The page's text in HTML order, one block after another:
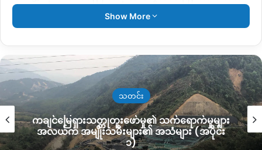
မေး။ ။ ပထမဦးဆုံးအနေနဲ့ ၂၀၂၅–၂၆ပညာသင်နှစ်
ထားနိုင်ပြီလဲ ဆရာ။
ဖြေ။ ။ အထက်တန်းကျောင်းအနေနဲ့ကတော့ ကေအိုင်အို ထိန်းချုပ်
အရှေ့မြောက်ဒေသ(ချီဖွေ ပန်ဝါ
ဒေသ)မှာ အထက်တန်းကျောင်း ၂ကျောင်း၊ အနောက်တောင်
ဒေသ(တာမခံ၊ဆယ်ဇင်း)ဘက် ၂ကျောင်း၊ တပ်မဟာ၉(ဖားကန့်
ဒေသ)၁ကျောင်း၊ တပ်မဟာ ၁၁(မန်းဝင်းကြီးဒေသ)မှာ ၅ကျောင်း၊
Show More
သတင်း
ကချင်မြေရှားသတ္တုတူးဖော်မှု၏ သက်ရောက်မှုများ
အလယ်က အမျိုးသမီးများ၏ အသံများ (အပိုင်း
၁)